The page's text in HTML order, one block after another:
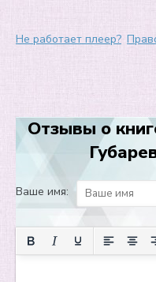
Не работает плеер?
Отзывы о
Ваше имя: